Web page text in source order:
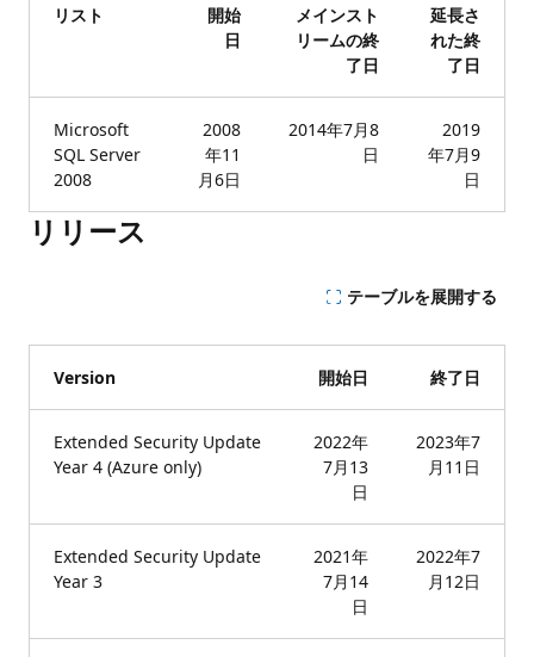
リスト
開始
日
メインスト
リームの終
了日
延長さ
れた終
了日
Microsoft
SQL Server
2008
2008
年11
月6日
2014年7月8
日
2019
年7月9
日
リリース
テーブルを展開する
Version 開始日 終了日
Extended Security Update
Year 4 (Azure only)
2022年
7月13
日
2023年7
月11日
Extended Security Update
Year 3
2021年
7月14
日
2022年7
月12日